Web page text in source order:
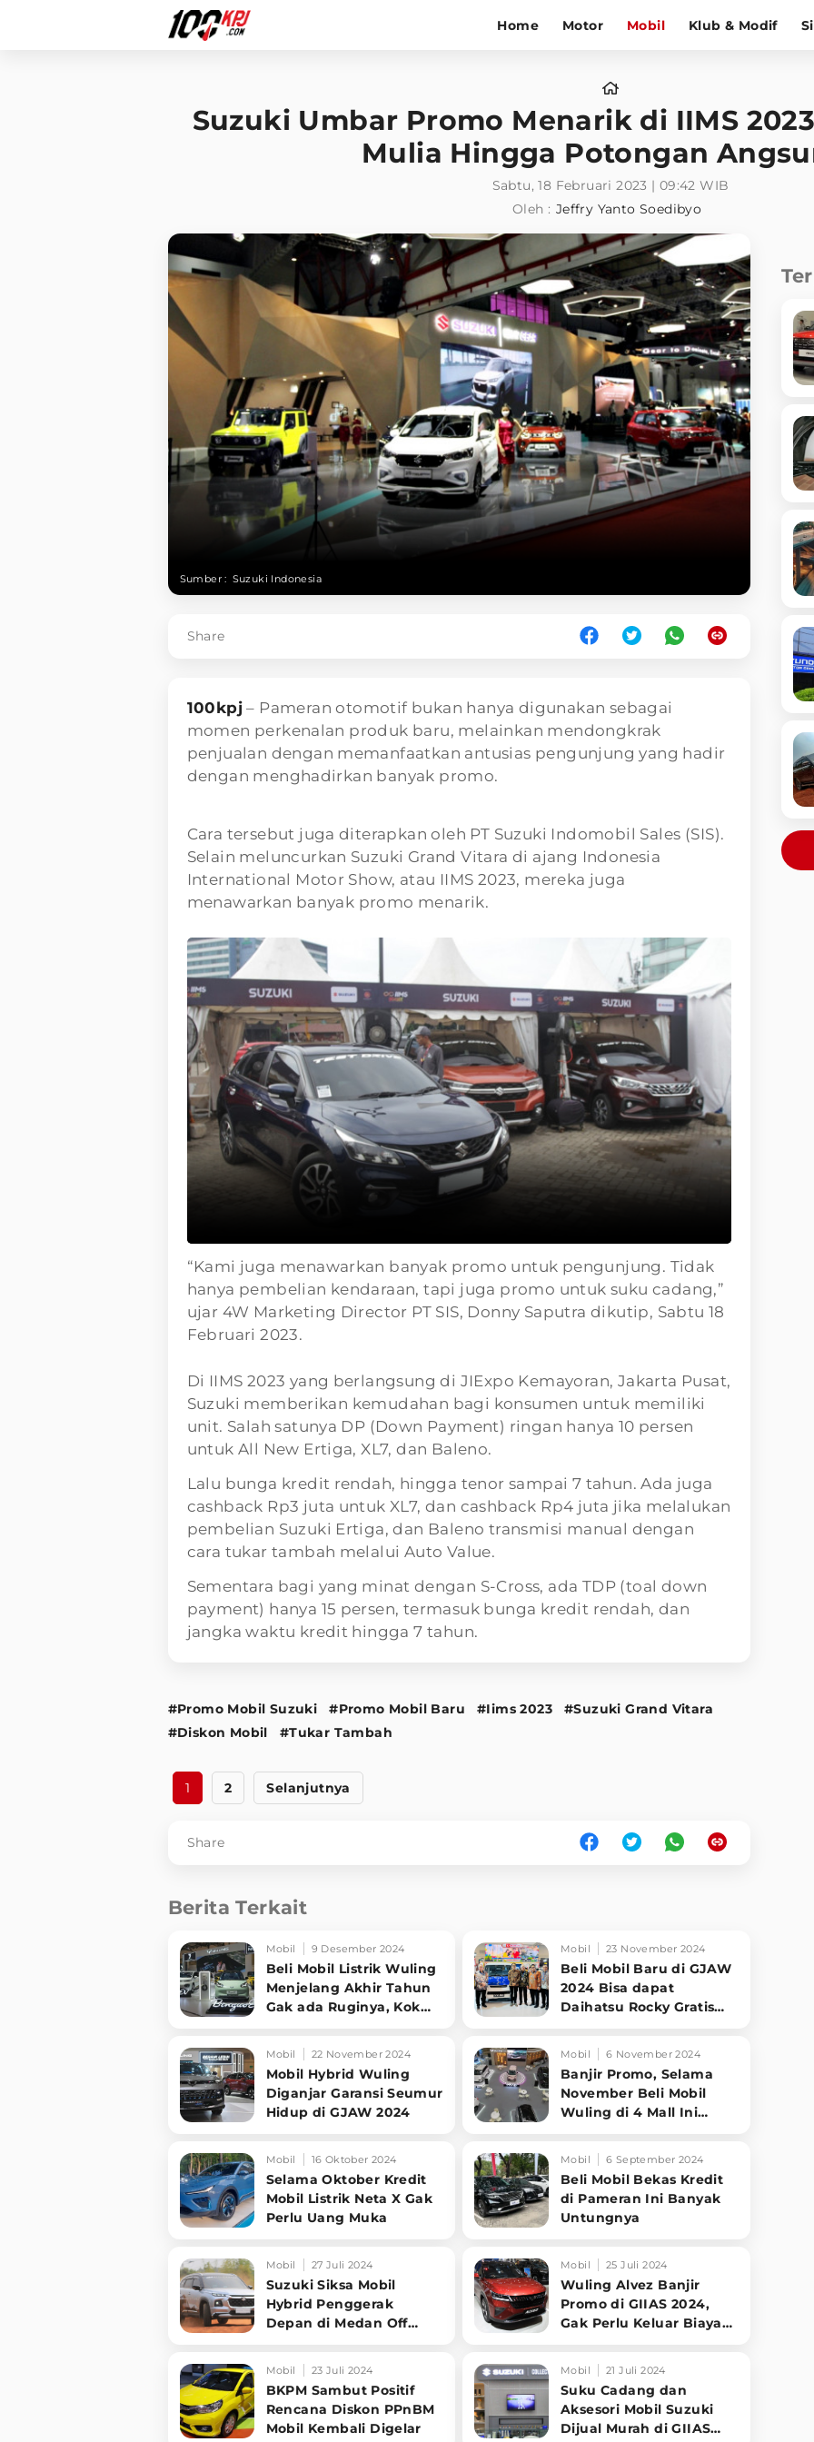
Home Motor Mobil Klub & Modif
Suzuki Umbar Promo Menarik di IIMS
Mulia Hingga Potongan
Sabtu, 18 Februari 2023 | 09:42 WIB
Oleh : Jeffry Yanto Soedibyo
Sumber : Suzuki Indonesia
Share
100kpj– Pameran otomotif bukan hanya digunakan sebagai
momen perkenalan produk baru, melainkan mendongkrak
penjualan dengan memanfaatkan antusias pengunjung yang hadir
dengan menghadirkan banyak promo.
Cara tersebut juga diterapkan oleh PT Suzuki Indomobil Sales (SIS).
Selain meluncurkan Suzuki Grand Vitara di ajang Indonesia
International Motor Show, atau IIMS 2023, mereka juga
menawarkan banyak promo menarik.
“Kami juga menawarkan banyak promo untuk pengunjung. Tidak
hanya pembelian kendaraan, tapi juga promo untuk suku cadang,”
ujar 4W Marketing Director PT SIS, Donny Saputra dikutip, Sabtu 18
Februari 2023.
Di IIMS 2023 yang berlangsung di JIExpo Kemayoran, Jakarta Pusat,
Suzuki memberikan kemudahan bagi konsumen untuk memiliki
unit. Salah satunya DP (Down Payment) ringan hanya 10 persen
untuk All New Ertiga, XL7, dan Baleno.
Lalu bunga kredit rendah, hingga tenor sampai 7 tahun. Ada juga
cashback Rp3 juta untuk XL7, dan cashback Rp4 juta jika melalukan
pembelian Suzuki Ertiga, dan Baleno transmisi manual dengan
cara tukar tambah melalui Auto Value.
Sementara bagi yang minat dengan S-Cross, ada TDP (toal down
payment) hanya 15 persen, termasuk bunga kredit rendah, dan
jangka waktu kredit hingga 7 tahun.
#Promo Mobil Suzuki #Promo Mobil Baru #Iims 2023
#Suzuki Grand Vitara
#Diskon Mobil
#Tukar Tambah
1 2 Selanjutnya
Share
Berita Terkait
Mobil 9 Desember 2024
Beli Mobil Listrik Wuling
Menjelang Akhir Tahun
Gak ada Ruginya, Kok
Mobil 23 November 2024
Beli Mobil Baru di GJAW
2024 Bisa dapat
Daihatsu Rocky Gratis
Mobil 22 November 2024
Mobil Hybrid Wuling
Diganjar Garansi Seumur
Hidup di GJAW 2024
Mobil 6 November 2024
Banjir Promo, Selama
November Beli Mobil
Wuling di 4 Mall Ini
Mobil 16 Oktober 2024
Selama Oktober Kredit
Mobil Listrik Neta X Gak
Perlu Uang Muka
Mobil 6 September 2024
Beli Mobil Bekas Kredit
di Pameran Ini Banyak
Untungnya
Mobil 27 Juli 2024
Suzuki Siksa Mobil
Hybrid Penggerak
Depan di Medan Off
Mobil 25 Juli 2024
Wuling Alvez Banjir
Promo di GIIAS 2024,
Gak Perlu Keluar Biaya
Mobil 23 Juli 2024
BKPM Sambut Positif
Rencana Diskon PPnBM
Mobil Kembali Digelar
Mobil 21 Juli 2024
Suku Cadang dan
Aksesori Mobil Suzuki
Dijual Murah di GIIAS